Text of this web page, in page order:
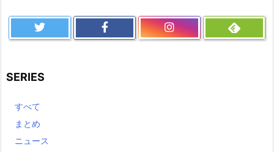
SERIES
すべて
まとめ
ニュース